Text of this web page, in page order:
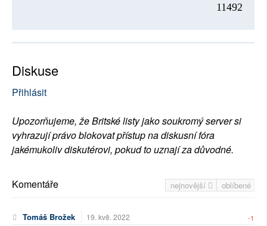
11492
Diskuse
Přihlásit
Upozorňujeme, že Britské listy jako soukromý server si
vyhrazují právo blokovat přístup na diskusní fóra
jakémukoliv diskutérovi, pokud to uznají za důvodné.
nejnovější oblíbené
Komentáře
Tomáš Brožek 19. kvě. 2022 -1